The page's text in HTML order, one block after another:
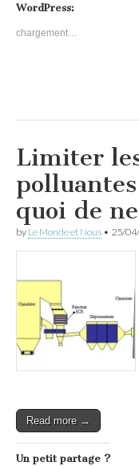
WordPress:
chargement…
Limiter
quoi de
by Le Monde et Nous • 25/
Read more →
Un petit partage ?